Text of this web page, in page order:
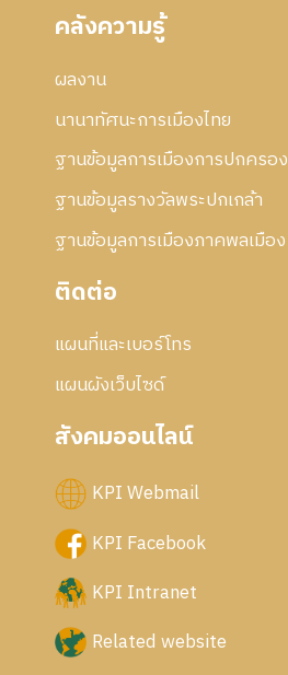
คลังความรู้
ผลงาน
นานาทัศนะการเมืองไทย
ฐานข้อมูลการเมืองการปกครอง
ฐานข้อมูลรางวัลพระปกเกล้า
ฐานข้อมูลการเมืองภาคพลเมือง
ติดต่อ
แผนที่และเบอร์โทร
แผนผังเว็บไซด์
สังคมออนไลน์
KPI Webmail
KPI Facebook
KPI Intranet
Related website